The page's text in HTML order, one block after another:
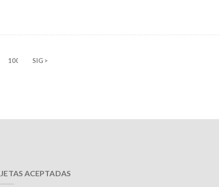
100 SIG >
ACEPTADAS